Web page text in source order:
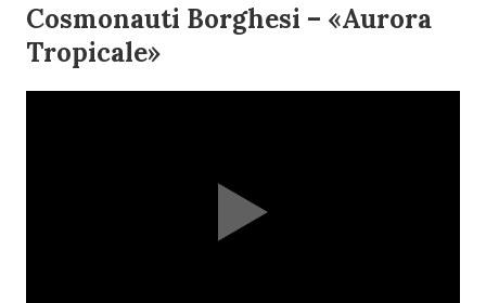
Cosmonauti Borghesi – «Aurora
Tropicale»